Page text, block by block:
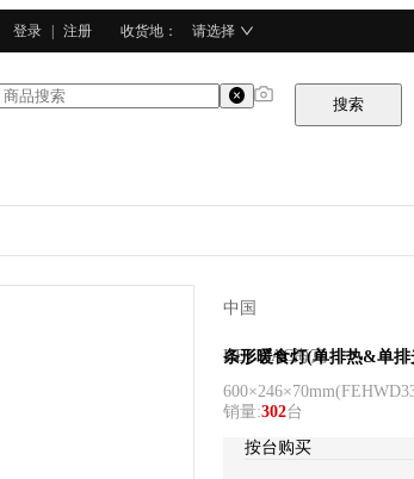
登录 注册 收货地 ： 请选择
搜索
中国
HECMAC海克
条形暖食灯(单排热&单排
600×246×70mm(
销量:302台
按台购买